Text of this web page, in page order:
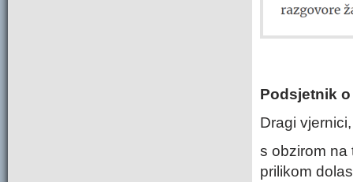
Podsjetnik
Dragi vjernici,
s obzirom na
prilikom